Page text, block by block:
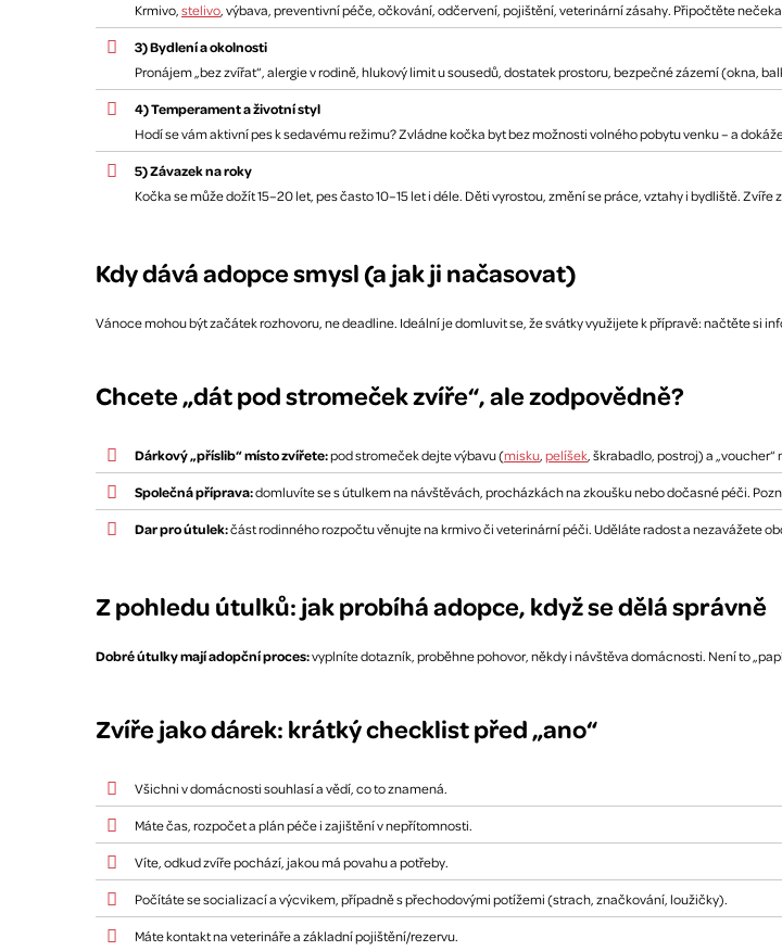
Krmivo, stelivo , výbava, preventivní péče, očkování, odčervení, pojištění, veterinární zásahy. Připočtěte
3) Bydlení a okolnosti
Pronájem „bez zvířat“, alergie v rodině, hlukový limit u sousedů, dostatek prostoru, bezpečné zázemí (okna,
4) Temperament a životní styl
Hodí se vám aktivní pes k sedavému režimu? Zvládne kočka byt bez možnosti volného pobytu venku – a
5) Závazek na roky
Kočka se může dožít 15–20 let, pes často 10–15 let i déle. Děti vyrostou, změní se práce, vztahy i bydliště. Zvíře
Kdy dává adopce smysl (a jak ji načasovat)
Vánoce mohou být začátek rozhovoru, ne deadline. Ideální je domluvit se, že svátky využijete k přípravě: načtěte
Chcete „dát pod stromeček zvíře“, ale zodpovědně?
Dárkový „příslib“ místo zvířete:pod stromeček dejte výbavu (misku pelíšek , škrabadlo, postroj) a
Společná příprava:domluvíte se s útulkem na návštěvách, procházkách na zkoušku nebo dočasné péči.
Dar pro útulek:část rodinného rozpočtu věnujte na krmivo či veterinární péči. Uděláte radost a nezavážete
Z pohledu útulků: jak probíhá adopce, když se dělá správně
Dobré útulky mají adopční proces:vyplníte dotazník, proběhne pohovor, někdy i návštěva domácnosti. Není to
Zvíře jako dárek: krátký checklist před „ano“
Všichni v domácnosti souhlasí a vědí, co to znamená.
Máte čas, rozpočet a plán péče i zajištění v nepřítomnosti.
Víte, odkud zvíře pochází, jakou má povahu a potřeby.
Počítáte se socializací a výcvikem, případně s přechodovými potížemi (strach, značkování, loužičky).
Máte kontakt na veterináře a základní pojištění/rezervu.